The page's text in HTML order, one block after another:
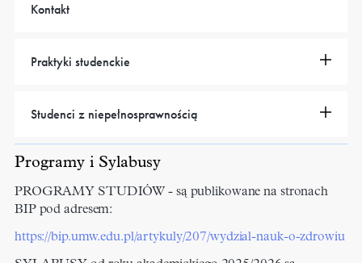
Kontakt
Praktyki studenckie
Studenci z niepełnosprawnością
Programy i Sylabusy
PROGRAMY STUDIÓW - są publikowane na stronach
BIP pod adresem:
https://bip.umw.edu.pl/artykuly/207/wydzial-nauk-o-zdrowiu